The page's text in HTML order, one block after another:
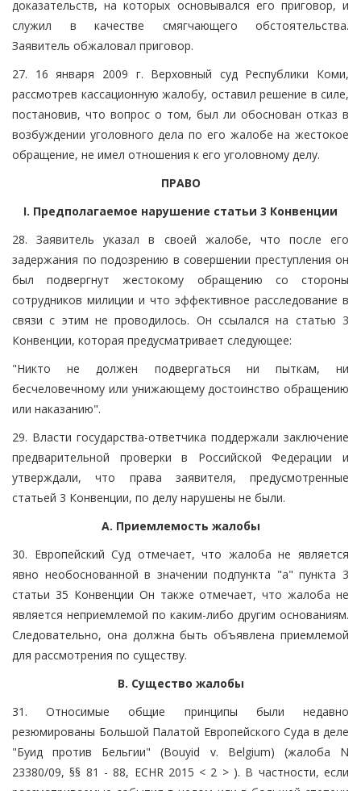
доказательств, на которых основывался его приговор, и
служил в качестве смягчающего обстоятельства.
Заявитель обжаловал приговор.
27. 16 января 2009 г. Верховный суд Республики Коми,
рассмотрев кассационную жалобу, оставил решение в силе,
постановив, что вопрос о том, был ли обоснован отказ в
возбуждении уголовного дела по его жалобе на жестокое
обращение, не имел отношения к его уголовному делу.
ПРАВО
I. Предполагаемое нарушение статьи 3 Конвенции
28. Заявитель указал в своей жалобе, что после его
задержания по подозрению в совершении преступления он
был подвергнут жестокому обращению со стороны
сотрудников милиции и что эффективное расследование в
связи с этим не проводилось. Он ссылался на статью 3
Конвенции, которая предусматривает следующее:
"Никто не должен подвергаться ни пыткам, ни
бесчеловечному или унижающему достоинство обращению
или наказанию".
29. Власти государства-ответчика поддержали заключение
предварительной проверки в Российской Федерации и
утверждали, что права заявителя, предусмотренные
статьей 3 Конвенции, по делу нарушены не были.
A. Приемлемость жалобы
30. Европейский Суд отмечает, что жалоба не является
явно необоснованной в значении подпункта "а" пункта 3
статьи 35 Конвенции Он также отмечает, что жалоба не
является неприемлемой по каким-либо другим основаниям.
Следовательно, она должна быть объявлена приемлемой
для рассмотрения по существу.
B. Существо жалобы
31. Относимые общие принципы были недавно
резюмированы Большой Палатой Европейского Суда в деле
"Буид против Бельгии" (Bouyid v. Belgium) (жалоба N
23380/09, §§ 81 - 88, ECHR 2015 < 2 > ). В частности, если